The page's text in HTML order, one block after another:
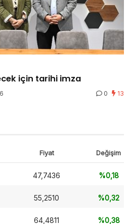
için tarihi imza
0 13
Fiyat Değişim
47,7436 %0,18
55,2510 %0,32
64,4811 %0,38